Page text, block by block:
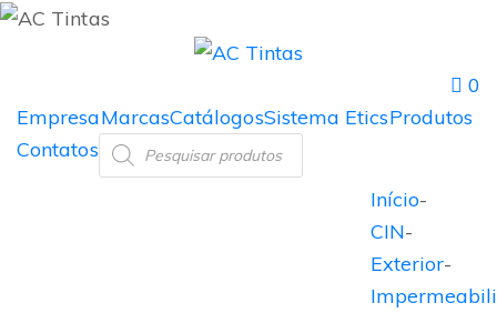
0
EmpresaMarcasCatálogosSistema EticsProdutos
Contatos
Início-
CIN-
Exterior-